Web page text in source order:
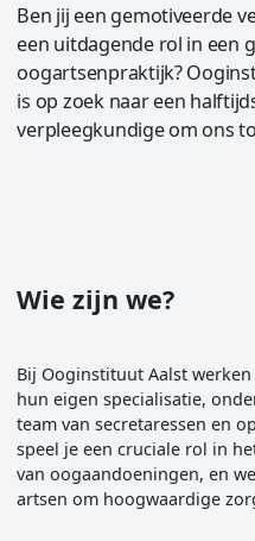
Ben jij een gemotiveerde
een uitdagende rol in een
oogartsenpraktijk?
is op zoek naar een
verpleegkundige om ons
Wie zijn we?
Bij Ooginstituut Aalst
hun eigen specialisatie,
team van secretaressen en
speel je een cruciale rol in
van oogaandoeningen, en
artsen om hoogwaardige